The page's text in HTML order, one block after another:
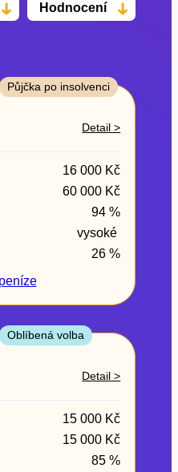
Hodnocení
Půjčka po insolvenci
Detail >
16 000 Kč
60 000 Kč
94 %
vysoké
26 %
Oblíbená volba
Detail >
15 000 Kč
15 000 Kč
85 %